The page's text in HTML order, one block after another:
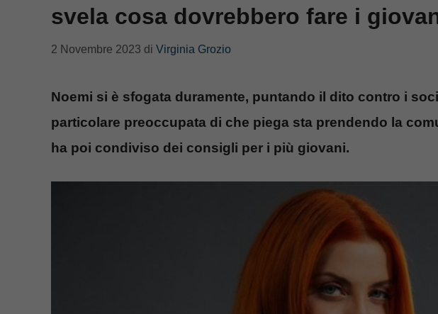
svela cosa dovrebbero fare i
2 Novembre 2023 di Virginia Grozio
Noemi si è sfogata duramente, puntando il dito contro i
particolare preoccupata di che piega sta prendendo la
ha poi condiviso dei consigli per i più giovani.